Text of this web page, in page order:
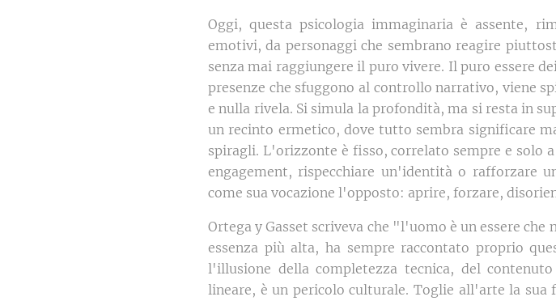
Oggi, questa psicologia immaginaria è assente,
emotivi, da personaggi che sembrano reagire
senza mai raggiungere il puro vivere. Il puro essere
presenze che sfuggono al controllo narrativo, viene
e nulla rivela. Si simula la profondità, ma si resta in
un recinto ermetico, dove tutto sembra significare
spiragli. L'orizzonte è fisso, correlato sempre e solo
engagement, rispecchiare un'identità o rafforzare
come sua vocazione l'opposto: aprire, forzare,
Ortega y Gasset scriveva che "l'uomo è un essere
essenza più alta, ha sempre raccontato proprio
l'illusione della completezza tecnica, del
lineare, è un pericolo culturale. Toglie all'arte la sua